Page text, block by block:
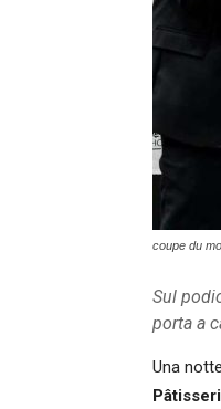
coupe du
Sul
porta a
Una